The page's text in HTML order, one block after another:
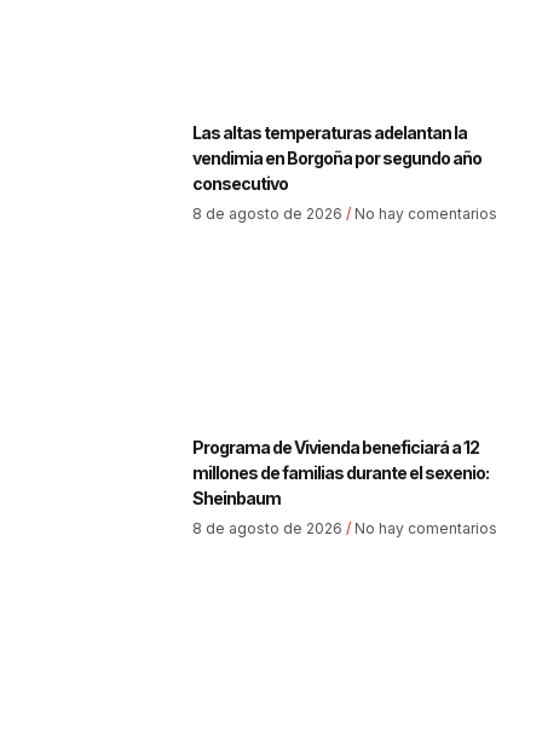
Las altas temperaturas adelantan la
vendimia en Borgoña por segundo año
consecutivo
8 de agosto de 2026 No hay comentarios
Programa de Vivienda beneficiará a 12
millones de familias durante el sexenio:
Sheinbaum
8 de agosto de 2026 No hay comentarios